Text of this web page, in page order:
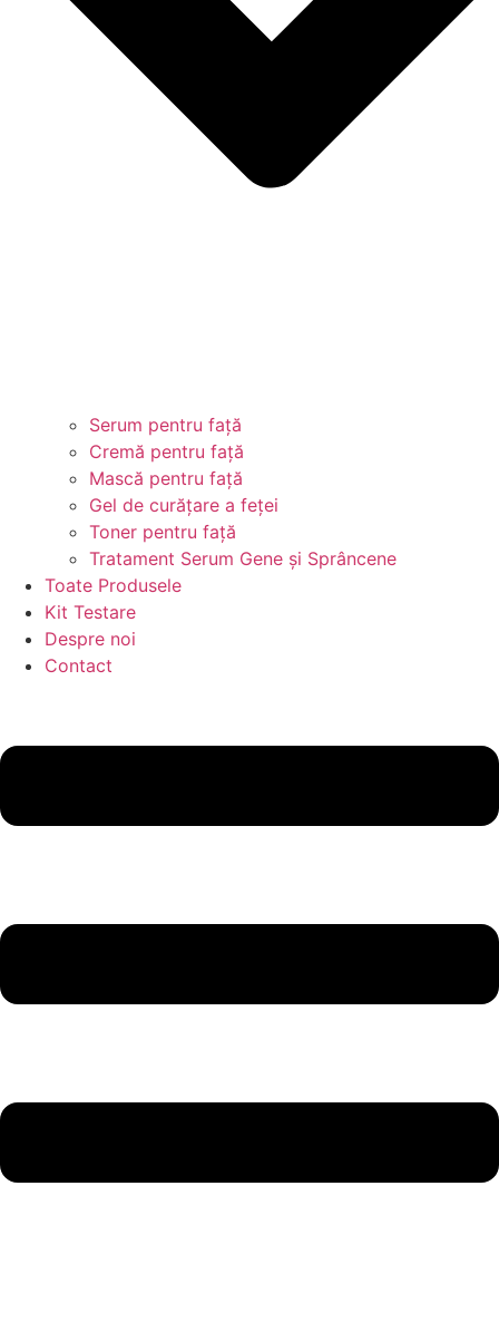
Serum pentru față
Cremă pentru față
Mască pentru față
Gel de curățare a feței
Toner pentru față
Tratament Serum Gene și Sprâncene
Toate Produsele
Kit Testare
Despre noi
Contact